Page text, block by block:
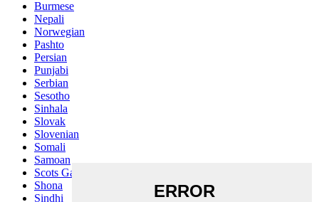
Burmese
Nepali
Norwegian
Pashto
Persian
Punjabi
Serbian
Sesotho
Sinhala
Slovak
Slovenian
Somali
Samoan
Scots Gaelic
Shona
Sindhi